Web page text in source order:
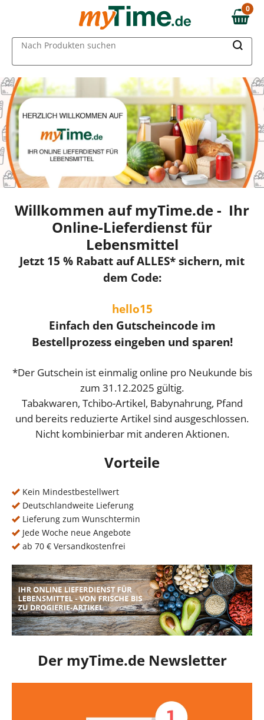
0,00 €
0
Nach Produkten suchen
Willkommen auf myTime.de - Ihr
Online-Lieferdienst für
Lebensmittel
Jetzt 15 % Rabatt auf ALLES* sichern, mit
dem Code:
hello15
Einfach den Gutscheincode im
Bestellprozess eingeben und sparen!
*Der Gutschein ist einmalig online pro Neukunde bis
zum 31.12.2025 gültig.
Tabakwaren, Tchibo-Artikel, Babynahrung, Pfand
und bereits reduzierte Artikel sind ausgeschlossen.
Nicht kombinierbar mit anderen Aktionen.
Vorteile
Kein Mindestbestellwert
Deutschlandweite Lieferung
Lieferung zum Wunschtermin
Jede Woche neue Angebote
ab 70 € Versandkostenfrei
Der myTime.de Newsletter